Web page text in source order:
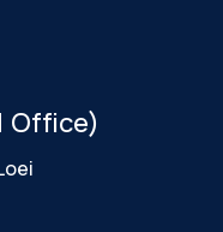
Office)